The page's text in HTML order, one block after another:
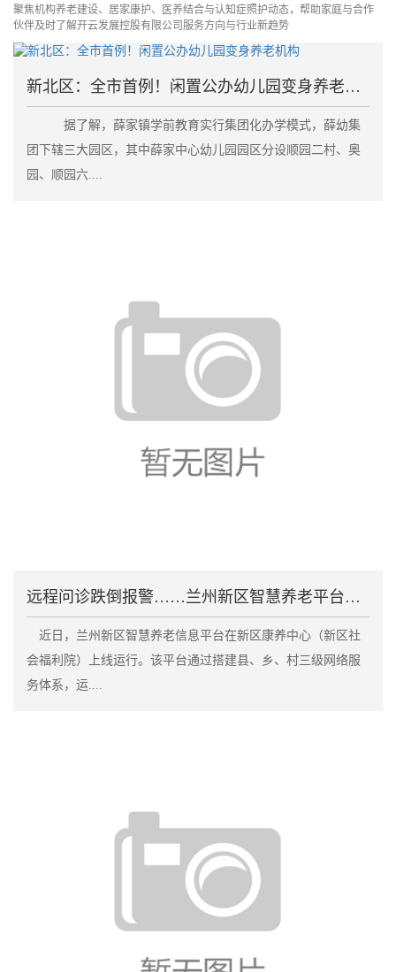
聚焦机构养老建设、居家康护、医养结合与认知症照护动态，帮助家庭与合作
伙伴及时了解开云发展控股有限公司服务方向与行业新趋势
新北区：全市首例！闲置公办幼儿园变身养老机构
据了解，薛家镇学前教育实行集团化办学模式，薛幼集
团下辖三大园区，其中薛家中心幼儿园园区分设顺园二村、奥
园、顺园六....
远程问诊跌倒报警……兰州新区智慧养老平台上线
近日，兰州新区智慧养老信息平台在新区康养中心（新区社
会福利院）上线运行。该平台通过搭建县、乡、村三级网络服
务体系，运....